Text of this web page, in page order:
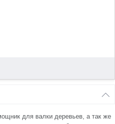
б/н
для валки деревьев, а так же